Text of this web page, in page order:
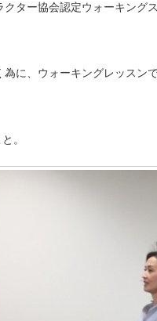
クター協会認定ウォーキング
に、ウォーキングレッスン
。